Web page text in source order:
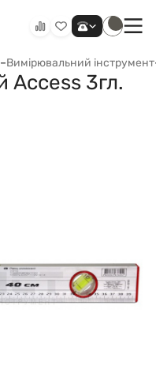
–Вимірювальний інструмент
Access 3гл.